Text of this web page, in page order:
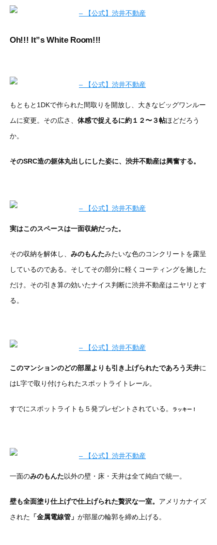
Oh!!! It”s White Room!!!
もともと1DKで作られた間取りを開放し、大きなビッグワンルー
ムに変更。その広さ、 体感で捉えるに約１２〜３帖ほどだろう
か。
そのSRC造の躯体丸出しにした姿に、渋井不動産は興奮する。
実はこのスペースは一面収納だった。
その収納を解体し、 みのもんたみたいな色のコンクリートを露呈
しているのである。そしてその部分に軽くコーティングを施した
だけ。その引き算の効いたナイス判断に渋井不動産はニヤリとす
る。
このマンションのどの部屋よりも引き上げられたであろう天井に
はL字で取り付けられたスポットライトレール。
すでにスポットライトも５発プレゼントされている。 ラッキー！
一面のみのもんた以外の壁・床・天井は全て純白で統一。
壁も全面塗り仕上げで仕上げられた贅沢な一室。 アメリカナイズ
された 「金属電線管」 が部屋の輪郭を締め上げる。